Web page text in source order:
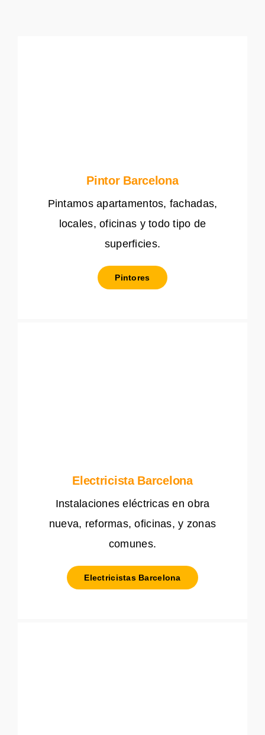
Pintor Barcelona
Pintamos apartamentos, fachadas,
locales, oficinas y todo tipo de
superficies.
Pintores
Electricista Barcelona
Instalaciones eléctricas en obra
nueva, reformas, oficinas, y zonas
comunes.
Electricistas Barcelona